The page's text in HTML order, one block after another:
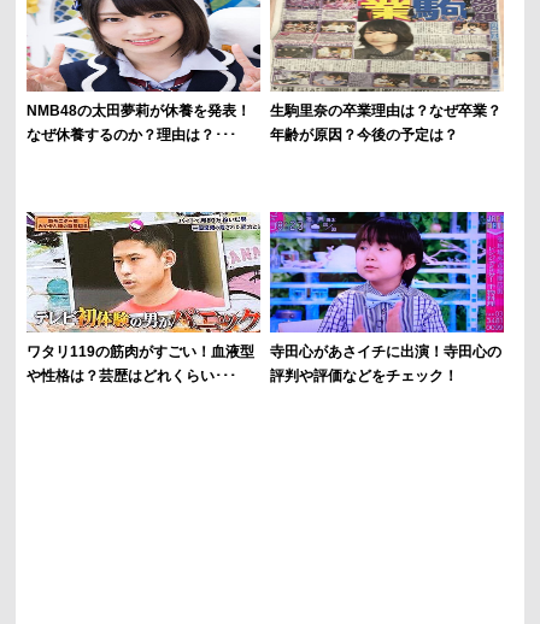
NMB48の太田夢莉が休養を発表！
なぜ休養するのか？理由は？･･･
生駒里奈の卒業理由は？なぜ卒業？
年齢が原因？今後の予定は？
ワタリ119の筋肉がすごい！血液型
や性格は？芸歴はどれくらい･･･
寺田心があさイチに出演！寺田心の
評判や評価などをチェック！